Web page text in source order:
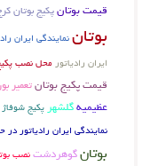
قیمت بوتانپکیج بوتان
بوتاننمایندگی ایران
ایران رادیاتورمحل نصب
قیمت پکیج بوتانتعمیر
عظیمیهگلشهرپکیج شوفاژ
نمایندگی ایران رادیاتور
بوتانگوهردشتنصب